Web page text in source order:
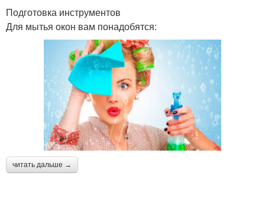
Подготовка инструментов
Для мытья окон вам понадобятся:
читать дальше →